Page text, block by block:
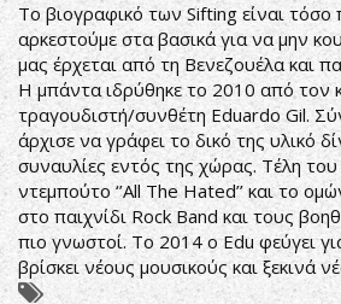
Το βιογραφικό των Sifting είναι
αρκεστούμε στα βασικά για να μην
μας έρχεται από τη Βενεζουέλα και
Η μπάντα ιδρύθηκε το 2010 από τον
τραγουδιστή/συνθέτη Eduardo Gil.
άρχισε να γράφει το δικό της υλικό
συναυλίες εντός της χώρας. Τέλη
ντεμπούτο ‘’All The Hated’’ και το
στο παιχνίδι Rock Band και τους
πιο γνωστοί. Το 2014 ο Edu φεύγει
βρίσκει νέους μουσικούς και ξεκινά